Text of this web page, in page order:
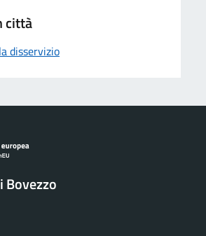
città
disservizio
Bovezzo